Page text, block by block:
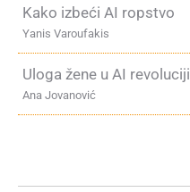
Kako izbeći AI ropstvo
Yanis Varoufakis
Uloga žene u AI revoluciji
Ana Jovanović